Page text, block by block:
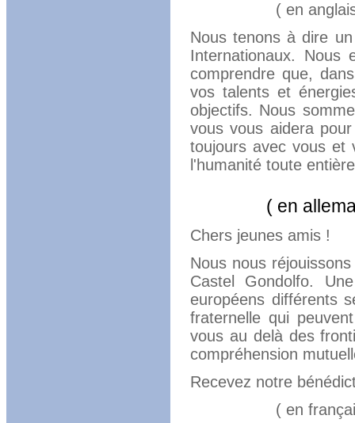
( en anglais
Nous tenons à dire
Internationaux. Nous
comprendre que,
vos talents et
objectifs. Nous
vous vous aidera
toujours avec vous et
l'humanité toute
( en
Chers jeunes amis !
Nous nous
Castel Gondolfo.
européens différents
fraternelle qui
vous au delà des
compréhension
Recevez notre
( en